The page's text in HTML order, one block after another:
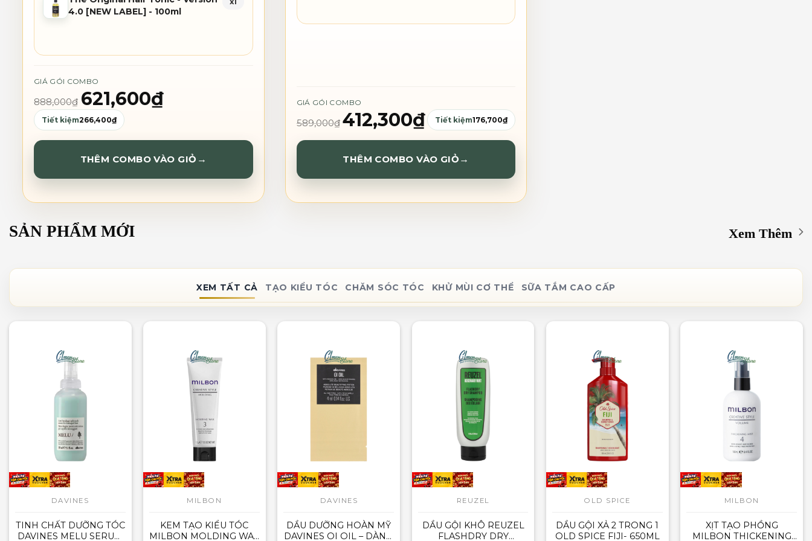
4.0 [NEW LABEL] - 100ml
GIÁ GÓI COMBO
888,000₫ 621,600₫
Tiết kiệm266,400₫
THÊM COMBO VÀO GIỎ →
GIÁ GÓI COMBO
589,000₫ 412,300₫ Tiết kiệm176,700₫
THÊM COMBO VÀO GIỎ →
SẢN PHẨM MỚI Xem Thêm
XEM TẤT CẢ TẠO KIỂU TÓC CHĂM SÓC TÓC KHỬ MÙI CƠ THỂ SỮA TẮM CAO CẤP
DAVINES
TINH CHẤT DƯỠNG TÓC
DAVINES MELU SERUM
MILBON
KEM TẠO KIỂU TÓC
MILBON MOLDING WAX
DAVINES
DẦU DƯỠNG HOÀN MỸ
DAVINES OI OIL – DÀNH
REUZEL
DẦU GỘI KHÔ REUZEL
FLASHDRY DRY
OLD SPICE
DẦU GỘI XẢ 2 TRONG 1
OLD SPICE FIJI- 650ML
MILBON
XỊT TẠO PHỒNG
MILBON THICKENING